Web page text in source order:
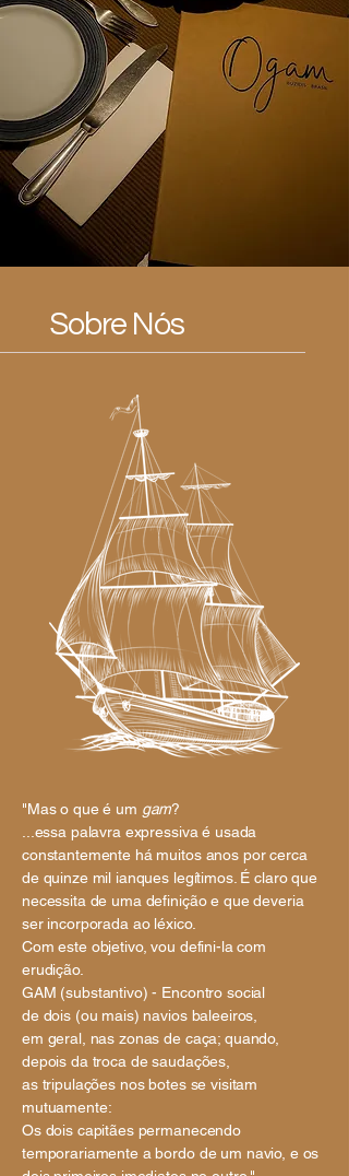
Sobre Nós
"Mas o que é um gam?
...essa palavra expressiva é usada
constantemente há muitos anos por cerca
de quinze mil ianques legítimos. É claro que
necessita de uma definição e que deveria
ser incorporada ao léxico.
Com este objetivo, vou defini-la com
erudição.
GAM (substantivo) - Encontro social
de dois (ou mais) navios baleeiros,
em geral, nas zonas de caça; quando,
depois da troca de saudações,
as tripulações nos botes se visitam
mutuamente:
Os dois capitães permanecendo
temporariamente a bordo de um navio, e os